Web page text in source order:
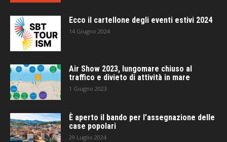
Ecco il cartellone degli eventi estivi 2024
14 Giugno 2024
Air Show 2023, lungomare chiuso al
traffico e divieto di attività in mare
1 Giugno 2023
È aperto il bando per l’assegnazione delle
case popolari
29 Luglio 2024